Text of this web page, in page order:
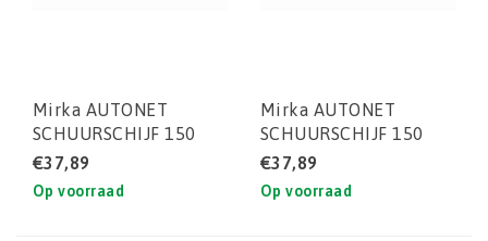
Mirka AUTONET
SCHUURSCHIJF 150
MM P180 (DOOS)
50STUKS
€37,89
Op voorraad
Mirka AUTONET
SCHUURSCHIJF 150
MM P150 (DOOS)
50STUKS
€37,89
Op voorraad